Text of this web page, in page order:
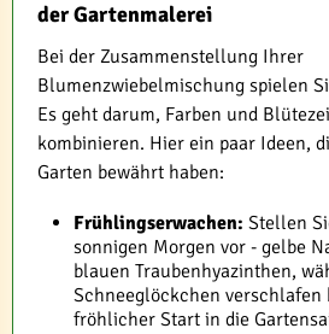
der Gartenmalerei
Bei der Zusammenstellung Ihrer
Blumenzwiebelmischung spielen
Es geht darum, Farben und
kombinieren. Hier ein paar Ideen,
Garten bewährt haben:
Frühlingserwachen: Stellen
sonnigen Morgen vor - gelbe
blauen Traubenhyazinthen,
Schneeglöckchen verschlafen
fröhlicher Start in die